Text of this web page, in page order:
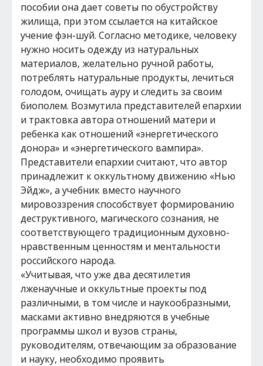
пособии она дает советы по обустройству
жилища, при этом ссылается на китайское
учение фэн-шуй. Согласно методике, человеку
нужно носить одежду из натуральных
материалов, желательно ручной работы,
потреблять натуральные продукты, лечиться
голодом, очищать ауру и следить за своим
биополем. Возмутила представителей епархии
и трактовка автора отношений матери и
ребенка как отношений «энергетического
донора» и «энергетического вампира».
Представители епархии считают, что автор
принадлежит к оккультному движению «Нью
Эйдж», а учебник вместо научного
мировоззрения способствует формированию
деструктивного, магического сознания, не
соответствующего традиционным духовно-
нравственным ценностям и ментальности
российского народа.
«Учитывая, что уже два десятилетия
лженаучные и оккультные проекты под
различными, в том числе и наукообразными,
масками активно внедряются в учебные
программы школ и вузов страны,
руководителям, отвечающим за образование
и науку, необходимо проявить